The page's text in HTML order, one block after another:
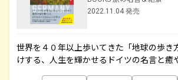
2022.11.04 発売
世界を４０年以上歩いてきた「地球の歩き
けする、人生を輝かせるドイツの名言と癒